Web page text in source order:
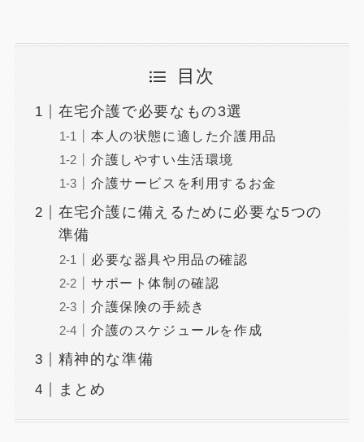
目次
在宅介護で必要なもの3選
本人の状態に適した介護用品
介護しやすい生活環境
介護サービスを利用するお金
在宅介護に備えるために必要な5つの
準備
必要な器具や用品の確認
サポート体制の確認
介護保険の手続き
介護のスケジュールを作成
精神的な準備
まとめ